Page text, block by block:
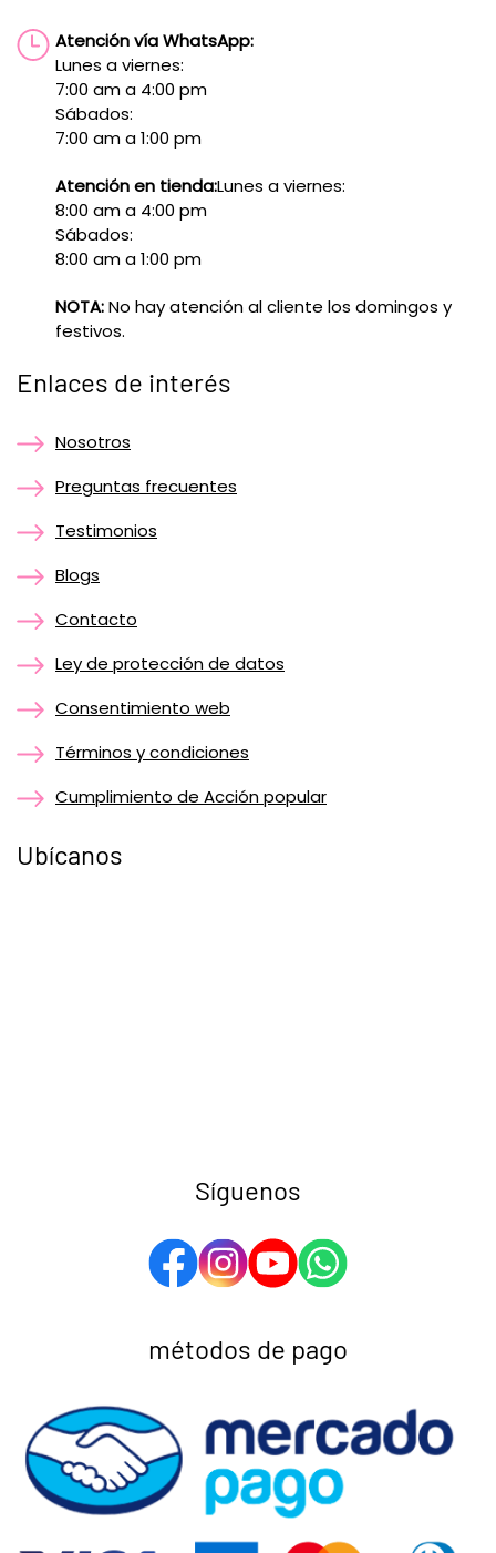
Atención vía WhatsApp:
Lunes a viernes:
7:00 am a 4:00 pm
Sábados:
7:00 am a 1:00 pm
Atención en tienda:Lunes a viernes:
8:00 am a 4:00 pm
Sábados:
8:00 am a 1:00 pm
NOTA:No hay atención al cliente los domingos y
festivos.
Enlaces de interés
Nosotros
Preguntas frecuentes
Testimonios
Blogs
Contacto
Ley de protección de datos
Consentimiento web
Términos y condiciones
Cumplimiento de Acción popular
Ubícanos
Síguenos
métodos de pago